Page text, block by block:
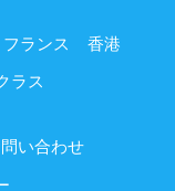
フランス 香港
ラス
い合わせ